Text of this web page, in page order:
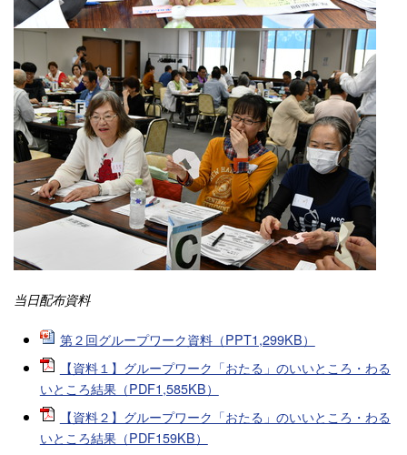
当日配布資料
第２回グループワーク資料（PPT1,299KB）
【資料１】グループワーク「おたる」のいいところ・わる
いところ結果（PDF1,585KB）
【資料２】グループワーク「おたる」のいいところ・わる
いところ結果（PDF159KB）